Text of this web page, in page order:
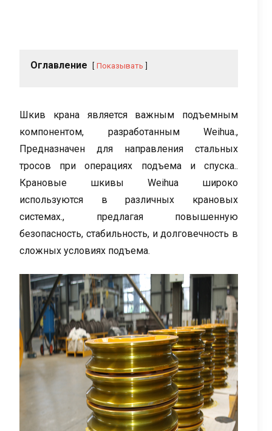
Оглавление Показывать
Шкив крана является важным подъемным
компонентом, разработанным Weihua.,
Предназначен для направления стальных
тросов при операциях подъема и спуска..
Крановые шкивы Weihua широко
используются в различных крановых
системах., предлагая повышенную
безопасность, стабильность, и долговечность в
сложных условиях подъема.